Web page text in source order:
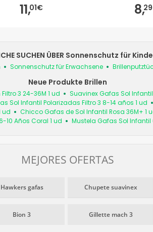
11,01€ 8,
SUCHEN ÜBER Sonnenschutz für
Sonnenschutz für Erwachsene
Neue Produkte Brillen
3 24-36M 1 ud
Suavinex Gafas Sol
Sol Infantil Polarizadas Filtro 3 8-14 años 1 ud
ud
Chicco Gafas de Sol Infantil Rosa 36M+ 1
10 Años Coral 1 ud
Mustela Gafas Sol Infantil
MEJORES OFERTAS
Hawkers gafas Chupete suavinex
Bion 3 Gillette mach 3